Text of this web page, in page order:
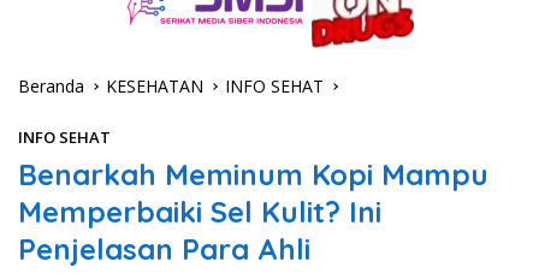
Beranda KESEHATAN INFO SEHAT
INFO SEHAT
Benarkah Meminum Kopi Mampu
Memperbaiki Sel Kulit? Ini
Penjelasan Para Ahli